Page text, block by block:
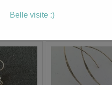
Belle visite :)